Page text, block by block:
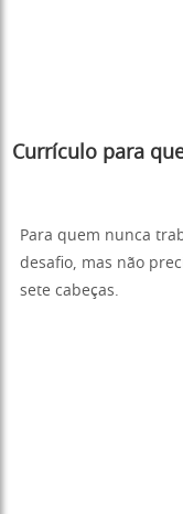
Currículo para
Para quem nunca
desafio, mas não
sete cabeças.